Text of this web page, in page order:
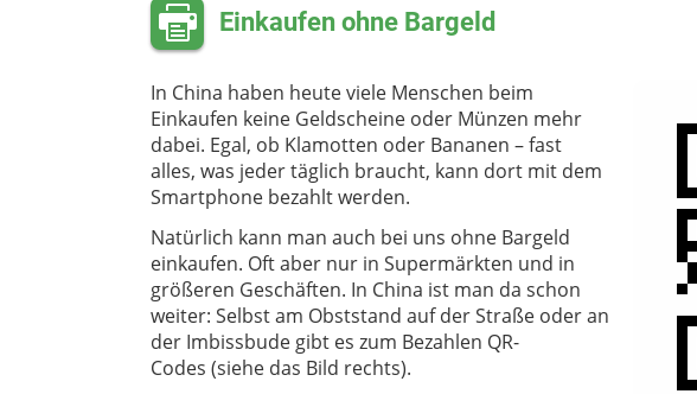
Einkaufen ohne Bargeld
In China haben heute viele Menschen beim
Einkaufen keine Geldscheine oder Münzen mehr
dabei. Egal, ob Klamotten oder Bananen – fast
alles, was jeder täglich braucht, kann dort mit dem
Smartphone bezahlt werden.
Natürlich kann man auch bei uns ohne Bargeld
einkaufen. Oft aber nur in Supermärkten und in
größeren Geschäften. In China ist man da schon
weiter: Selbst am Obststand auf der Straße oder an
der Imbissbude gibt es zum Bezahlen QR-
Codes (siehe das Bild rechts).